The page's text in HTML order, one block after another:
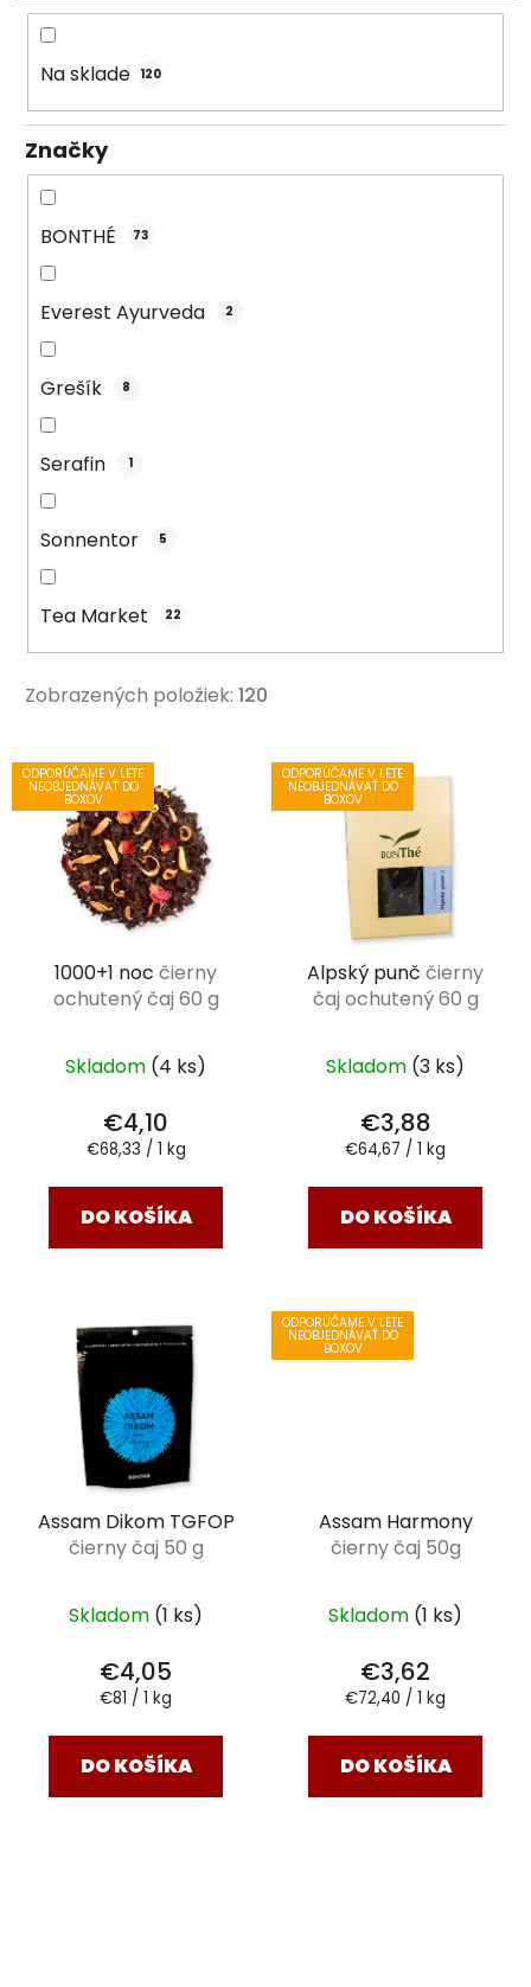
o
o
Na sklade 120
Značky
BONTHÉ 73
Everest Ayurveda 2
Grešík 8
Serafin 1
Sonnentor 5
Tea Market 22
Zobrazených položiek: 120
VODPORÚČAME V LETE
NEOBJEDNÁVAŤ DO
BOXOV
1000+1 noc čierny
ochutený čaj 60 g
Skladom (4 ks)
€4,10
Jednotková
€68,33 / 1 kg
DO KOŠÍKA
ODPORÚČAME V LETE
NEOBJEDNÁVAŤ DO
BOXOV
Alpský punč čierny
čaj ochutený 60 g
Skladom (3 ks)
€3,88
Jednotková
€64,67 / 1 kg
DO KOŠÍKA
Assam Dikom TGFOP
čierny čaj 50 g
Skladom (1 ks)
€4,05
Jednotková
€81 / 1 kg
DO KOŠÍKA
ODPORÚČAME V LETE
NEOBJEDNÁVAŤ DO
BOXOV
Assam Harmony
čierny čaj 50g
Skladom (1 ks)
€3,62
Jednotková
€72,40 / 1 kg
DO KOŠÍKA